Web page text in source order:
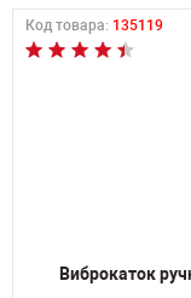
Код товара: 135119
Виброкаток